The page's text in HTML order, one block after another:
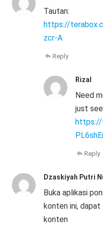
Tautan:
https://
zcr-A
Reply
Rizal
Need
just
https://
Reply
Dzaskiyah Putri
Buka aplikasi
konten ini,
konten